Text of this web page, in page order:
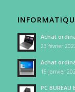
Achat
23 février
Achat
15 janvier
PC BUREAU